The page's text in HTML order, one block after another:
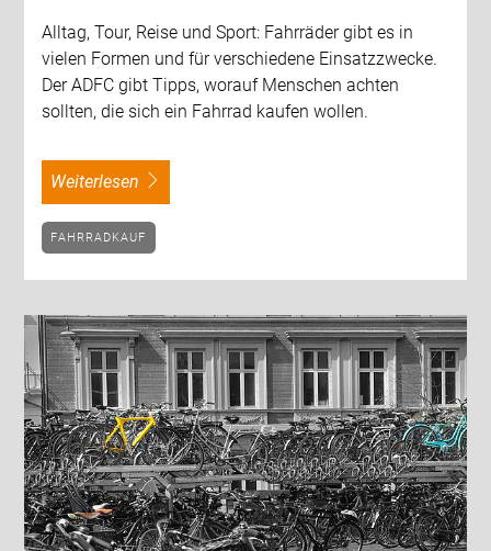
Alltag, Tour, Reise und Sport: Fahrräder gibt es in
vielen Formen und für verschiedene Einsatzzwecke.
Der ADFC gibt Tipps, worauf Menschen achten
sollten, die sich ein Fahrrad kaufen wollen.
weiterlesen
FAHRRADKAUF